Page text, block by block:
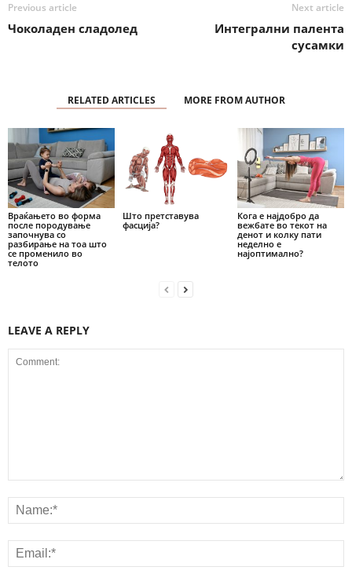
Previous article
Чоколаден сладолед
Next article
Интегрални палента
сусамки
RELATED ARTICLES MORE FROM AUTHOR
Враќањето во форма
после породување
започнува со
разбирање на тоа што
се променило во
телото
Што претставува
фасција?
Кога е најдобро да
вежбате во текот на
денот и колку пати
неделно е
најоптимално?
LEAVE A REPLY